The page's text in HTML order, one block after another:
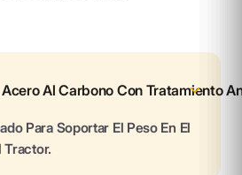
Al Carbono Con Tratamiento
Para Soportar El Peso En El
Tractor.